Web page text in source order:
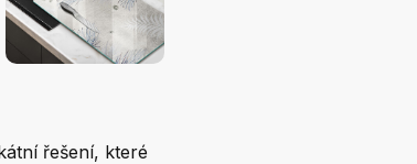
řešení, které